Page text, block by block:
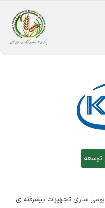
توسعه
سازی تجهیزات پیشرفته ی